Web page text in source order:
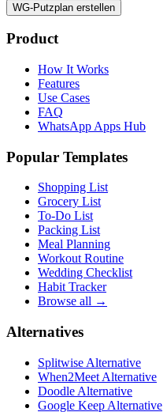
WG-Putzplan erstellen
Product
How It Works
Features
Use Cases
FAQ
WhatsApp Apps Hub
Popular Templates
Shopping List
Grocery List
To-Do List
Packing List
Meal Planning
Workout Routine
Wedding Checklist
Habit Tracker
Browse all →
Alternatives
Splitwise Alternative
When2Meet Alternative
Doodle Alternative
Google Keep Alternative